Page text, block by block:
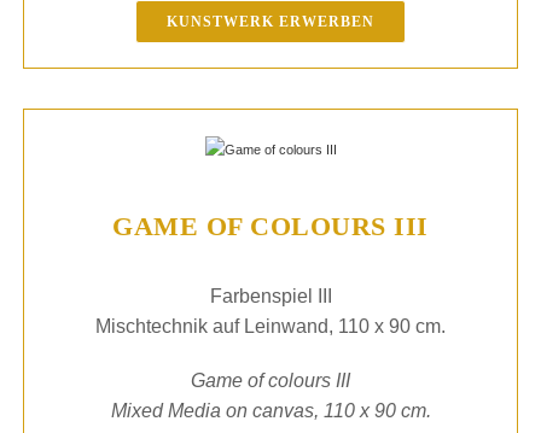
KUNSTWERK ERWERBEN
GAME OF COLOURS III
Farbenspiel III
Mischtechnik auf Leinwand, 110 x 90 cm.
Game of colours III
Mixed Media on canvas, 110 x 90 cm.